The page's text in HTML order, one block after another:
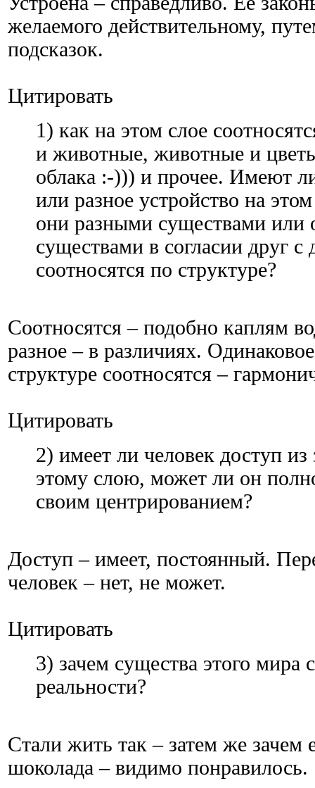
желаемого действительному,
подсказок.
Цитировать
1) как на этом слое
и животные, животные и
облака :-))) и прочее. Имеют
или разное устройство на
они разными существами
существами в согласии друг
соотносятся по структуре?
Соотносятся – подобно каплям
разное – в различиях.
структуре соотносятся –
Цитировать
2) имеет ли человек доступ
этому слою, может ли он
своим центрированием?
Доступ – имеет, постоянный.
человек – нет, не может.
Цитировать
3) зачем существа этого мира
реальности?
Стали жить так – затем же зачем
шоколада – видимо понравилось.